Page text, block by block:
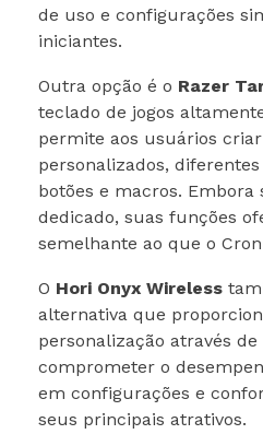
de uso e configurações
iniciantes.
Outra opção é o Razer
teclado de jogos
permite aos usuários
personalizados,
botões e macros. Embora
dedicado, suas funções
semelhante ao que o
O Hori Onyx Wireless
alternativa que
personalização através
comprometer o
em configurações e
seus principais atrativos.